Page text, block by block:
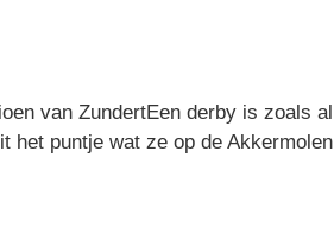
van ZundertEen derby is
het puntje wat ze op de